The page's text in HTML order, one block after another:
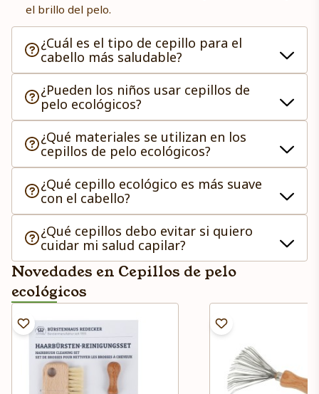
el brillo del pelo.
¿Cuál es el tipo de cepillo para el
cabello más saludable?
¿Pueden los niños usar cepillos de
pelo ecológicos?
¿Qué materiales se utilizan en los
cepillos de pelo ecológicos?
¿Qué cepillo ecológico es más suave
con el cabello?
¿Qué cepillos debo evitar si quiero
cuidar mi salud capilar?
Novedades en Cepillos de pelo
ecológicos